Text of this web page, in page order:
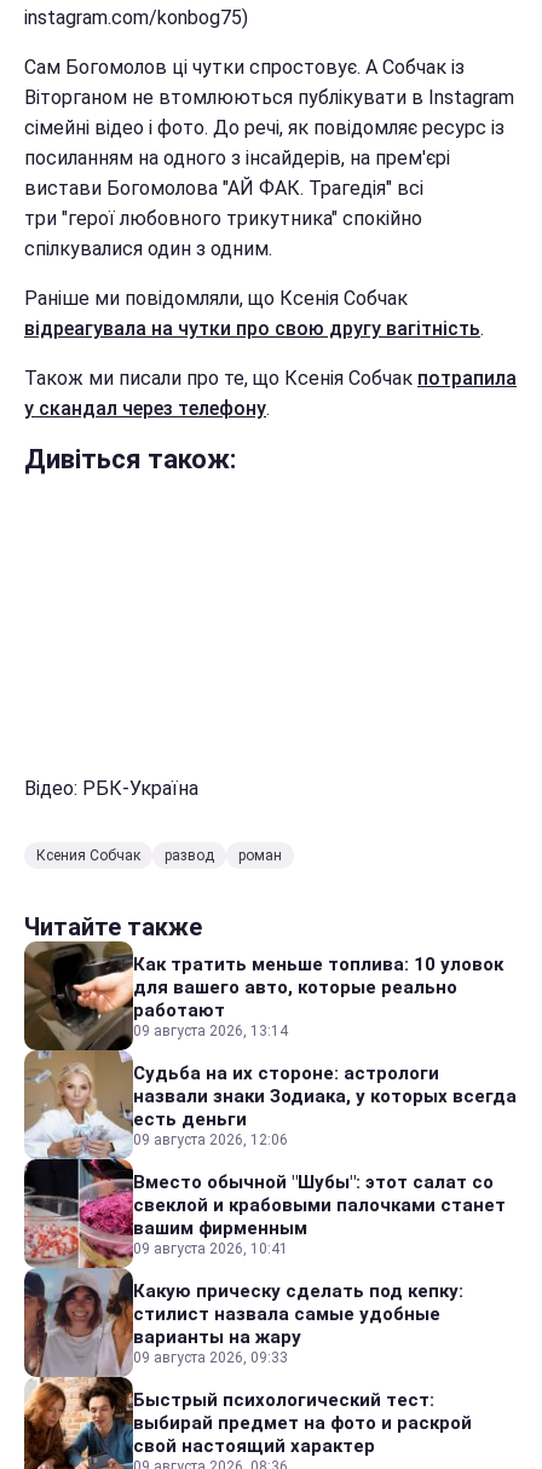
instagram.com/konbog75)
Сам Богомолов ці чутки спростовує. А Собчак із
Віторганом не втомлюються публікувати в Instagram
сімейні відео і фото. До речі, як повідомляє ресурс із
посиланням на одного з інсайдерів, на прем'єрі
вистави Богомолова "АЙ ФАК. Трагедія" всі
три "герої любовного трикутника" спокійно
спілкувалися один з одним.
Раніше ми повідомляли, що Ксенія Собчак
відреагувала на чутки про свою другу вагітність.
Також ми писали про те, що Ксенія Собчак потрапила
у скандал через телефону.
Дивіться також:
Відео: РБК-Україна
Ксения Собчак развод роман
Читайте также
Как тратить меньше топлива: 10 уловок
для вашего авто, которые реально
работают
09 августа 2026, 13:14
Судьба на их стороне: астрологи
назвали знаки Зодиака, у которых всегда
есть деньги
09 августа 2026, 12:06
Вместо обычной "Шубы": этот салат со
свеклой и крабовыми палочками станет
вашим фирменным
09 августа 2026, 10:41
Какую прическу сделать под кепку:
стилист назвала самые удобные
варианты на жару
09 августа 2026, 09:33
Быстрый психологический тест:
выбирай предмет на фото и раскрой
свой настоящий характер